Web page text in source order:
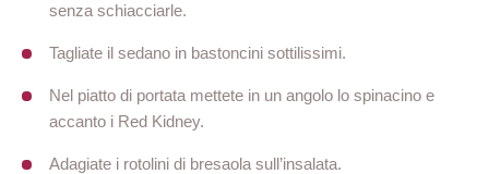
senza schiacciarle.
Tagliate il sedano in bastoncini sottilissimi.
Nel piatto di portata mettete in un angolo lo spinacino e
accanto i Red Kidney.
Adagiate i rotolini di bresaola sull’insalata.